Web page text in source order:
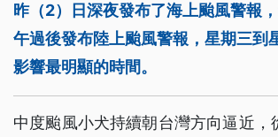
昨（2）日深夜發布了海上颱風警報
午過後發布陸上颱風警報，星期三到
影響最明顯的時間。
中度颱風小犬持續朝台灣方向逼近，